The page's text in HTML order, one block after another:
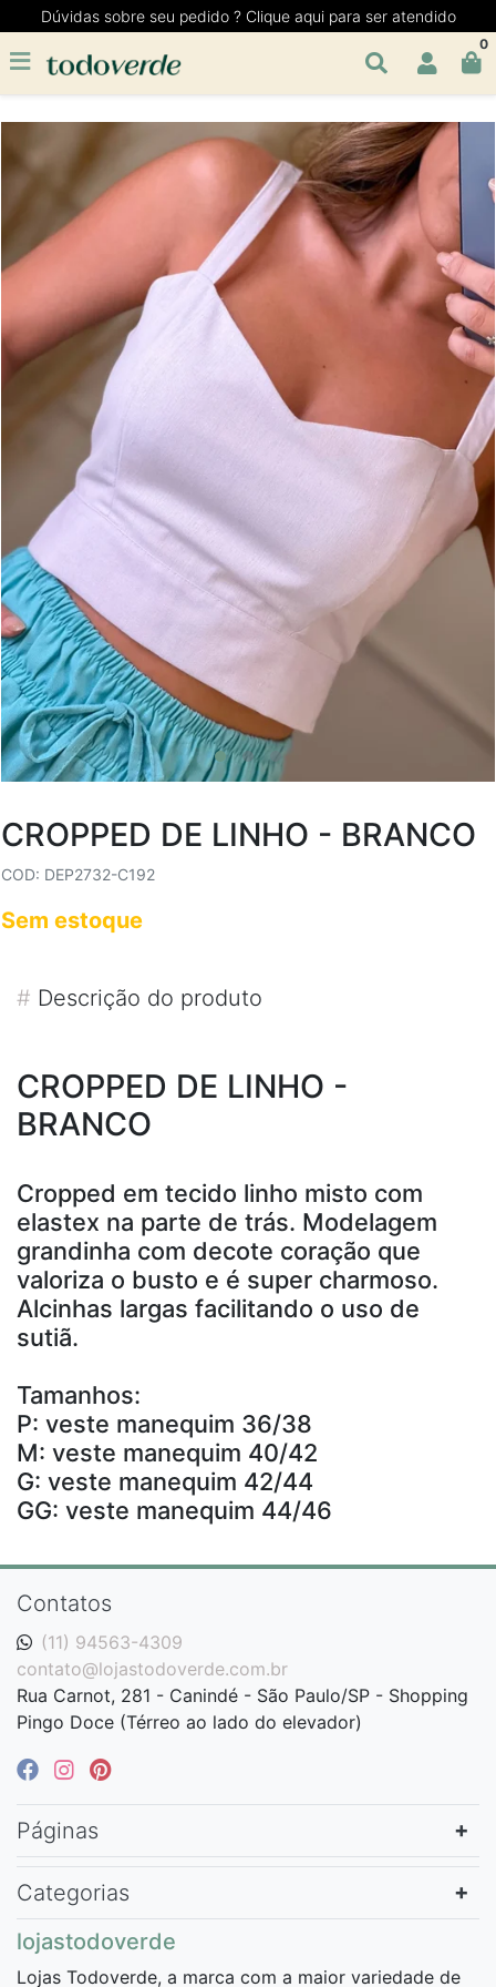
Dúvidas sobre seu pedido ? Clique aqui para ser atendido
0
CROPPED DE LINHO - BRANCO
COD: DEP2732-C192
Sem estoque
# Descrição do produto
CROPPED DE LINHO -
BRANCO
Cropped em tecido linho misto com
elastex na parte de trás. Modelagem
grandinha com decote coração que
valoriza o busto e é super charmoso.
Alcinhas largas facilitando o uso de
sutiã.
Tamanhos:
P: veste manequim 36/38
M: veste manequim 40/42
G: veste manequim 42/44
GG: veste manequim 44/46
Contatos
(11) 94563-4309
contato@lojastodoverde.com.br
Rua Carnot, 281 - Canindé - São Paulo/SP - Shopping
Pingo Doce (Térreo ao lado do elevador)
Páginas
Categorias
lojastodoverde
Lojas Todoverde, a marca com a maior variedade de